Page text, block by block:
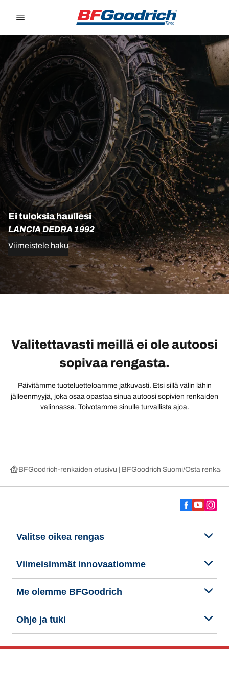
Ei tuloksia haullesi
LANCIA DEDRA 1992
Viimeistele haku
Valitettavasti meillä ei ole autoosi
sopivaa rengasta.
Päivitämme tuoteluetteloamme jatkuvasti. Etsi sillä välin lähin
jälleenmyyjä, joka osaa opastaa sinua autoosi sopivien renkaiden
valinnassa. Toivotamme sinulle turvallista ajoa.
BFGoodrich-renkaiden etusivu | BFGoodrich Suomi Osta renkaat
Valitse oikea rengas
Viimeisimmät innovaatiomme
Me olemme BFGoodrich
Ohje ja tuki